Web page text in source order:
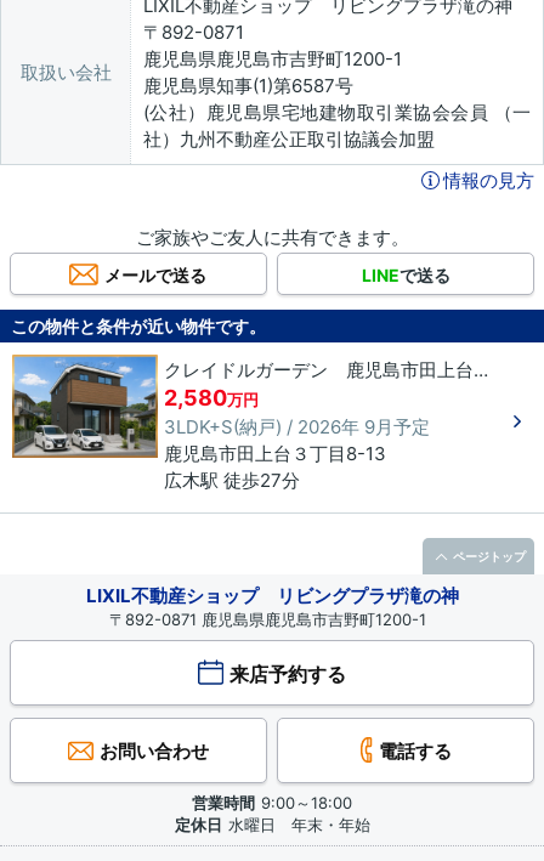
取扱い会社
LIXIL不動産ショップ リビングプラザ滝の神
〒892-0871
鹿児島県鹿児島市吉野町1200-1
鹿児島県知事(1)第6587号
(公社）鹿児島県宅地建物取引業協会会員 （一
社）九州不動産公正取引協議会加盟
情報の見方
ご家族やご友人に共有できます。
メールで送る LINEで送る
この物件と条件が近い物件です。
クレイドルガーデン 鹿児島市田上台 第6-1
2,580万円
3LDK+S(納戸) / 2026年 9月予定
鹿児島市田上台 ３丁目 8-13
広木駅 徒歩27分
LIXIL不動産ショップ リビングプラザ滝の神
〒892-0871 鹿児島県鹿児島市吉野町1200-1
来店予約する
お問い合わせ 電話する
営業時間 9:00～18:00
定休日 水曜日 年末・年始
ページトップ